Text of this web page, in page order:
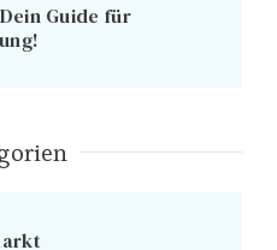
Guide für